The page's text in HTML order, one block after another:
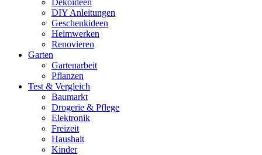
Dekoideen
DIY Anleitungen
Geschenkideen
Heimwerken
Renovieren
Garten
Gartenarbeit
Pflanzen
Test & Vergleich
Baumarkt
Drogerie & Pflege
Elektronik
Freizeit
Haushalt
Kinder